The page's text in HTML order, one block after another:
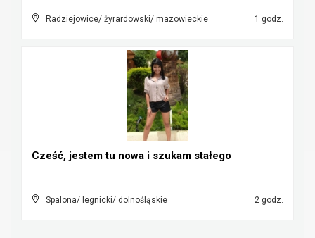
Radziejowice/ żyrardowski/ mazowieckie 1 godz.
Cześć, jestem tu nowa i szukam stałego
Spalona/ legnicki/ dolnośląskie 2 godz.